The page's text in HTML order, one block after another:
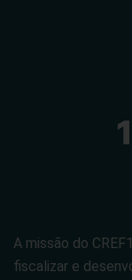
A missão do
fiscalizar e